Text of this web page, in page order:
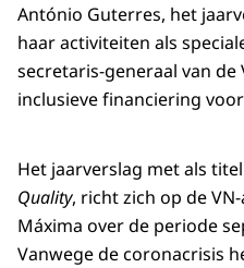
António Guterres, het
haar activiteiten als
secretaris-generaal van
inclusieve financiering
Het jaarverslag met als titel
Quality, richt zich op de
Máxima over de periode
Vanwege de coronacrisis